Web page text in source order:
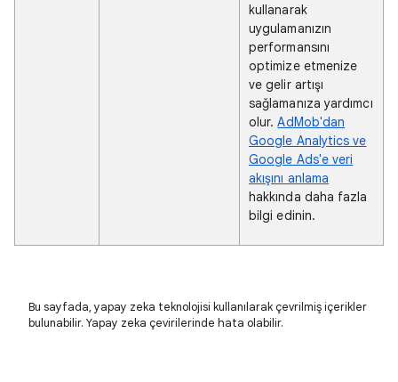
kullanarak
uygulamanızın
performansını
optimize etmenize
ve gelir artışı
sağlamanıza yardımcı
olur.AdMob'dan
Google Analytics ve
Google Ads'e veri
akışını anlama
hakkında daha fazla
bilgi edinin.
Bu sayfada, yapay zeka teknolojisi kullanılarak çevrilmiş içerikler
bulunabilir. Yapay zeka çevirilerinde hata olabilir.